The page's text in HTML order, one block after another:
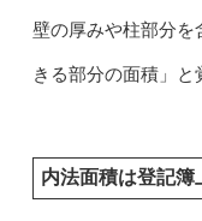
壁の厚みや柱部分を
きる部分の面積」と
内法面積は登記簿